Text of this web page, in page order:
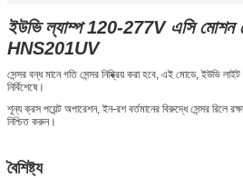
ইউভি ল্যাম্প 120-277V এসি মোশন
HNS201UV
সেন্সর বন্ধ মানে গতি সেন্সর নিষ্ক্রিয় করা হবে, এই মোডে, ইউভি
নির্বিশেষে।
শূন্য ক্রস পয়েন্ট অপারেশন, ইন-রশ বর্তমানের বিরুদ্ধে সেন্সর রিলে
নিশ্চিত করুন।
বৈশিষ্ট্য